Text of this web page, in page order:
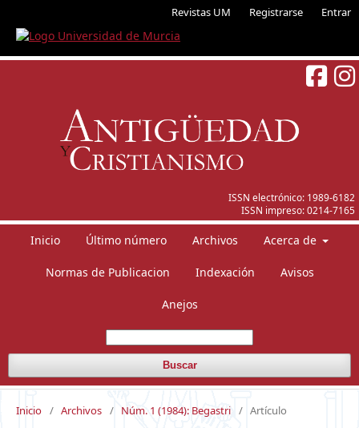
Revistas UM Registrarse Entrar
ISSN electrónico: 1989-6182
ISSN impreso:0214-7165
Inicio Último número Archivos Acerca de
Normas de Publicacion Indexación Avisos
Anejos
Buscar
Inicio / Archivos / Núm. 1 (1984): Begastri / Artículo